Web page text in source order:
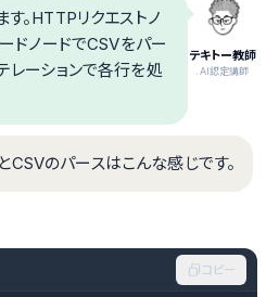
テキトー教師
.AI認定講師
。HTTPリクエストノ
ドノードでCSVをパー
ーションで各行を処
CSVのパースはこんな感じです。
コピー